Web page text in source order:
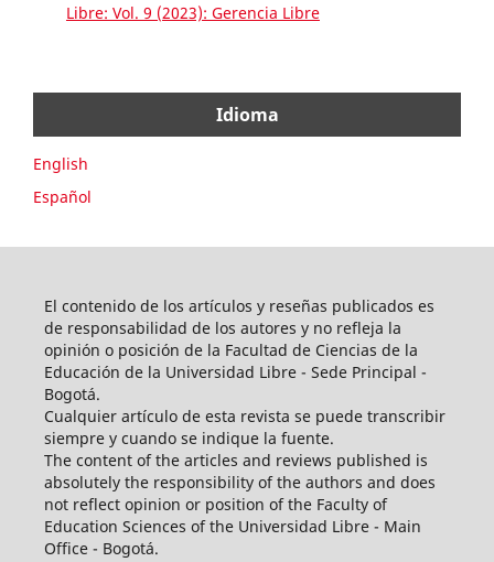
Libre: Vol. 9 (2023): Gerencia Libre
Idioma
English
Español
El contenido de los artículos y reseñas publicados es
de responsabilidad de los autores y no refleja la
opinión o posición de la Facultad de Ciencias de la
Educación de la Universidad Libre - Sede Principal -
Bogotá.
Cualquier artículo de esta revista se puede transcribir
siempre y cuando se indique la fuente.
The content of the articles and reviews published is
absolutely the responsibility of the authors and does
not reflect opinion or position of the Faculty of
Education Sciences of the Universidad Libre - Main
Office - Bogotá.